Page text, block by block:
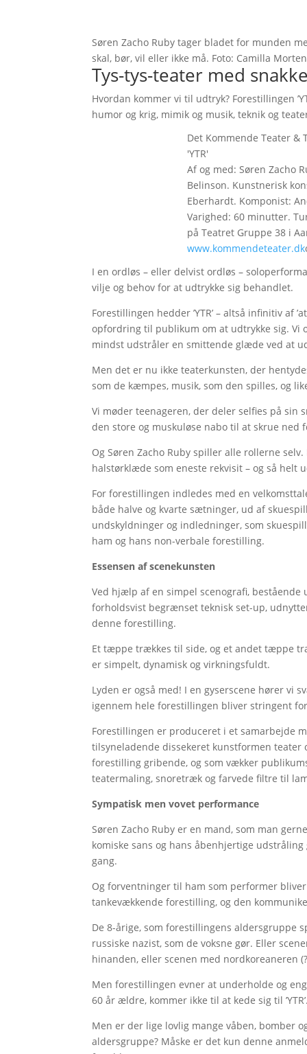
Søren Zacho Ruby tager bladet for munden
skal, bør, vil eller ikke må. Foto: Camilla
Tys-tys-teater med
Hvordan kommer vi til udtryk? Forestillingen
humor og krig, mimik og musik, teknik og
Det Kommende Teater &
'YTR'
Af og med: Søren Zacho
Belinson. Kunstnerisk
Eberhardt. Komponist:
Varighed: 60 minutter.
på Teatret Gruppe 38 i
www.kommendeteater.dk
I en ordløs – eller delvist ordløs –
vilje og behov for at udtrykke sig behandlet.
Forestillingen hedder ’YTR’ – altså infinitiv af
opfordring til publikum om at udtrykke sig. Vi
mindst udstråler en smittende glæde ved at
Men det er nu ikke teaterkunsten, der
som de kæmpes, musik, som den spilles, og
Vi møder teenageren, der deler selfies på sin
den store og muskuløse nabo til at skrue ned
Og Søren Zacho Ruby spiller alle rollerne
halstørklæde som eneste rekvisit – og så helt
For forestillingen indledes med en
både halve og kvarte sætninger, ud af
undskyldninger og indledninger, som
ham og hans non-verbale forestilling.
Essensen af scenekunsten
Ved hjælp af en simpel scenografi,
forholdsvist begrænset teknisk set-up,
denne forestilling.
Et tæppe trækkes til side, og et andet tæppe
er simpelt, dynamisk og virkningsfuldt.
Lyden er også med! I en gyserscene hører vi
igennem hele forestillingen bliver stringent
Forestillingen er produceret i et samarbejde
tilsyneladende dissekeret kunstformen teater
forestilling gribende, og som vækker
teatermaling, snoretræk og farvede filtre til
Sympatisk men vovet performance
Søren Zacho Ruby er en mand, som man
komiske sans og hans åbenhjertige
gang.
Og forventninger til ham som performer bliver
tankevækkende forestilling, og den
De 8-årige, som forestillingens aldersgruppe
russiske nazist, som de voksne gør. Eller
hinanden, eller scenen med nordkoreaneren
Men forestillingen evner at underholde og
60 år ældre, kommer ikke til at kede sig til ’YTR’.
Men er der lige lovlig mange våben, bomber
aldersgruppe? Måske er det kun denne